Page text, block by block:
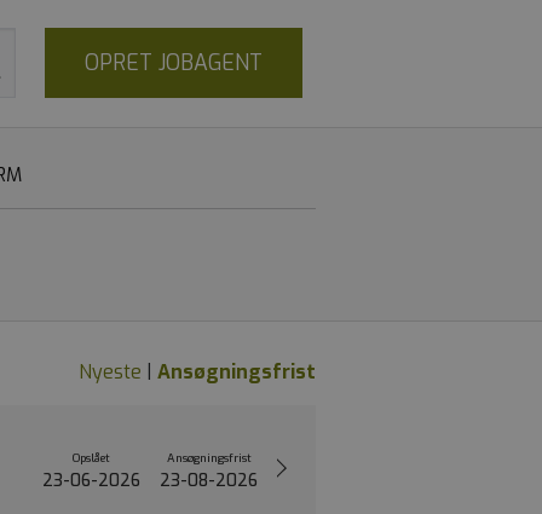
OPRET JOBAGENT
Nyeste Ansøgningsfrist
Opslået
23-06-2026
Ansøgningsfrist
23-08-2026